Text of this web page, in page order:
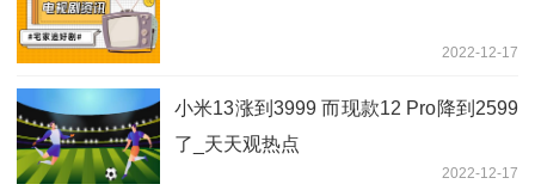
2022-12-17
小米13涨到3999 而现款12 Pro降到2599
了_天天观热点
2022-12-17